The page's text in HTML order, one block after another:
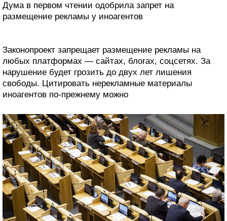
Дума в первом чтении одобрила запрет на
размещение рекламы у иноагентов
Законопроект запрещает размещение рекламы на
любых платформах — сайтах, блогах, соцсетях. За
нарушение будет грозить до двух лет лишения
свободы. Цитировать нерекламные материалы
иноагентов по-прежнему можно